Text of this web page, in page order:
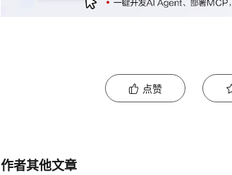
点赞
作者其他文章